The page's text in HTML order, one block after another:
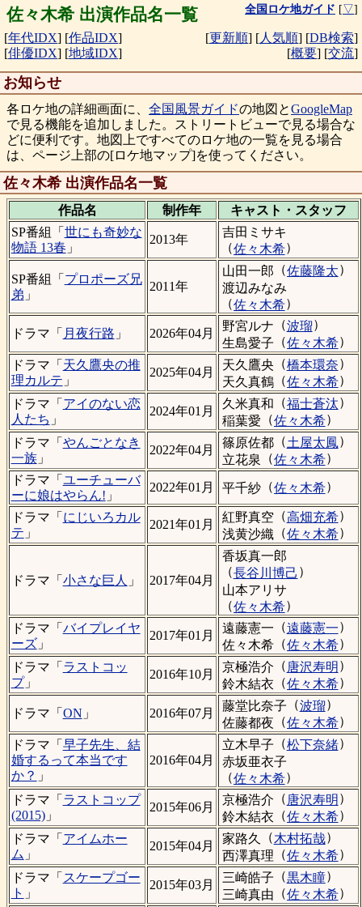
佐々木希 出演作品名一覧 全国ロケ地ガイド [▽]
[年代IDX] [作品IDX]
[俳優IDX] [地域IDX]
[更新順] [人気順] [DB検索]
[概要] [交流]
お知らせ
各ロケ地の詳細画面に、 全国風景ガイドの地図とGoogleMap
で見る機能を追加しました。ストリートビューで見る場合な
どに便利です。地図上ですべてのロケ地の一覧を見る場合
は、ページ上部の[ロケ地マップ]を使ってください。
佐々木希 出演作品名一覧
作品名 制作年 キャスト・ スタッフ
SP番組「 世にも奇妙な
物語 13春 」
2013年
吉田ミサキ
（佐々木希）
SP番組「 プロポーズ兄
弟 」
2011年
山田一郎 （佐藤隆太）
渡辺みなみ
（佐々木希）
ドラマ「 月夜行路 」 2026年04月
野宮ルナ （波瑠）
生島愛子 （佐々木希）
ドラマ「 天久鷹央の推
理カルテ 」
2025年04月
天久鷹央 （橋本環奈）
天久真鶴（佐々木希）
ドラマ「 アイのない恋
人たち 」
2024年01月
久米真和 （福士蒼汰）
稲葉愛 （佐々木希）
ドラマ「 やんごとなき
一族」
2022年04月
篠原佐都（土屋太鳳）
立花泉 （佐々木希）
ドラマ「 ユーチューバ
ーに娘はやらん! 」
2022年01月 平千紗（佐々木希）
ドラマ「 にじいろカル
テ 」
2021年01月
紅野真空 （高畑充希）
浅黄沙織 （佐々木希）
ドラマ「 小さな巨人 」 2017年04月
香坂真一郎
（長谷川博己 ）
山本アリサ
（佐々木希）
ドラマ「 バイプレイヤ
ーズ」
2017年01月
遠藤憲一 （遠藤憲一）
佐々木希（佐々木希）
ドラマ「 ラストコッ
プ」
2016年10月
京極浩介 （ 唐沢寿明 ）
鈴木結衣 （佐々木希）
ドラマ「 ON 」 2016年07月
藤堂比奈子 （波瑠）
佐藤都夜 （佐々木希）
ドラマ「 早子先生、結
婚するって本当です
か？ 」
2016年04月
立木早子 （松下奈緒）
赤坂亜衣子
（佐々木希）
ドラマ「 ラストコップ
(2015)」
2015年06月
京極浩介 （ 唐沢寿明 ）
鈴木結衣 （佐々木希）
ドラマ「 アイムホー
ム 」
2015年04月
家路久 （木村拓哉）
西澤真理 （佐々木希）
ドラマ「 スケープゴー
ト 」
2015年03月
三崎皓子 （黒木瞳）
三崎真由 （佐々木希）